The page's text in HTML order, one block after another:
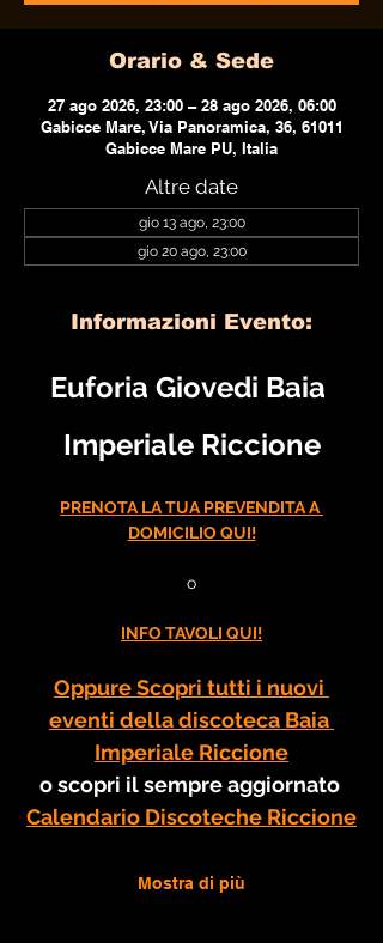
Orario & Sede
27 ago 2026, 23:00 – 28 ago 2026, 06:00
Gabicce Mare, Via Panoramica, 36, 61011
Gabicce Mare PU, Italia
Altre date
gio 13 ago, 23:00
gio 20 ago, 23:00
Informazioni Evento:
Euforia Giovedi Baia
Imperiale Riccione
PRENOTA LA TUA PREVENDITA A
DOMICILIO QUI!
o
INFO TAVOLI QUI!
Oppure Scopri tutti i nuovi
eventi della discoteca Baia
Imperiale Riccione
o scopri il sempre aggiornato
Calendario Discoteche Riccione
Mostra di più